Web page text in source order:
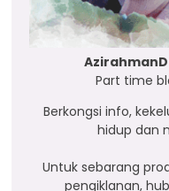
Part time
Berkongsi info,
hidup dan
Untuk sebarang
pengiklanan,